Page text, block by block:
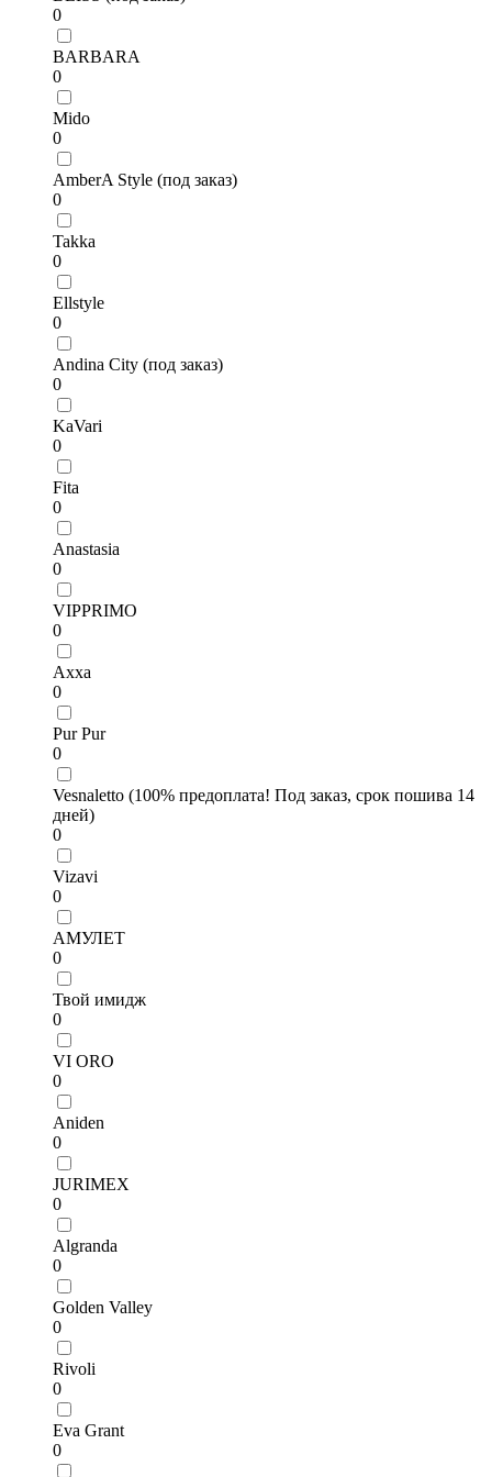
0
BARBARA
0
Mido
0
AmberA Style (под заказ)
0
Takka
0
Ellstyle
0
Andina City (под заказ)
0
KaVari
0
Fita
0
Anastasia
0
VIPPRIMO
0
Axxa
0
Pur Pur
0
Vesnaletto (100% предоплата! Под заказ, срок пошива 14
дней)
0
Vizavi
0
АМУЛЕТ
0
Твой имидж
0
VI ORO
0
Aniden
0
JURIMEX
0
Algranda
0
Golden Valley
0
Rivoli
0
Eva Grant
0